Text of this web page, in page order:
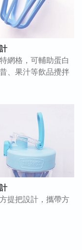
網格，可輔助蛋白
、果汁等飲品攪拌
方提把設計，攜帶方